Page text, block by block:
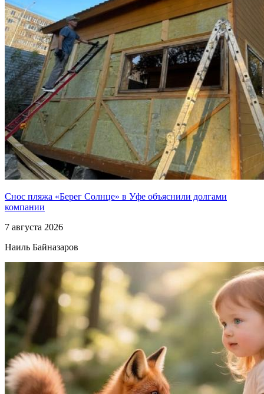
Снос пляжа «Берег Солнце» в Уфе объяснили долгами
компании
7 августа 2026
Наиль Байназаров